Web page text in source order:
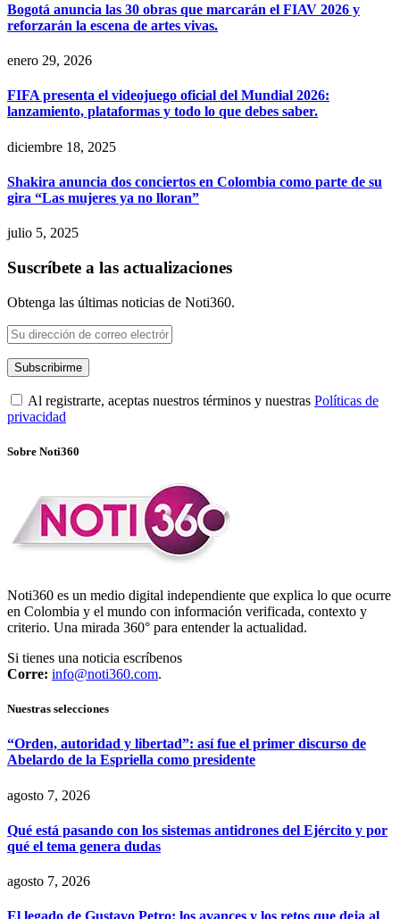
Bogotá anuncia las 30 obras que marcarán el FIAV 2026 y
reforzarán la escena de artes vivas.
enero 29, 2026
FIFA presenta el videojuego oficial del Mundial 2026:
lanzamiento, plataformas y todo lo que debes saber.
diciembre 18, 2025
Shakira anuncia dos conciertos en Colombia como parte de su
gira “Las mujeres ya no lloran”
julio 5, 2025
Suscríbete a las actualizaciones
Obtenga las últimas noticias de Noti360.
Al registrarte, aceptas nuestros términos y nuestras Políticas de
privacidad
Sobre Noti360
Noti360 es un medio digital independiente que explica lo que ocurre
en Colombia y el mundo con información verificada, contexto y
criterio. Una mirada 360° para entender la actualidad.
Si tienes una noticia escríbenos
Corre: info@noti360.com.
Nuestras selecciones
“Orden, autoridad y libertad”: así fue el primer discurso de
Abelardo de la Espriella como presidente
agosto 7, 2026
Qué está pasando con los sistemas antidrones del Ejército y por
qué el tema genera dudas
agosto 7, 2026